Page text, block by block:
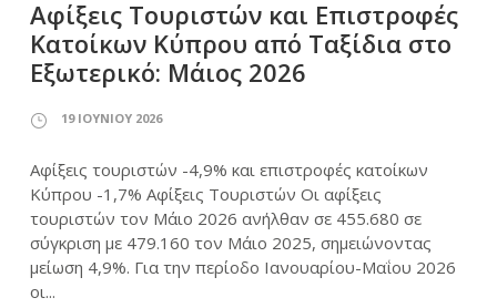
Αφίξεις Τουριστών και Επιστροφές
Κατοίκων Κύπρου από Ταξίδια στο
Εξωτερικό: Μάιος 2026
19 ΙΟΥΝΊΟΥ 2026
Αφίξεις τουριστών -4,9% και επιστροφές κατοίκων
Κύπρου -1,7% Αφίξεις Τουριστών Οι αφίξεις
τουριστών τον Μάιο 2026 ανήλθαν σε 455.680 σε
σύγκριση με 479.160 τον Μάιο 2025, σημειώνοντας
μείωση 4,9%. Για την περίοδο Ιανουαρίου-Μαΐου 2026
οι...